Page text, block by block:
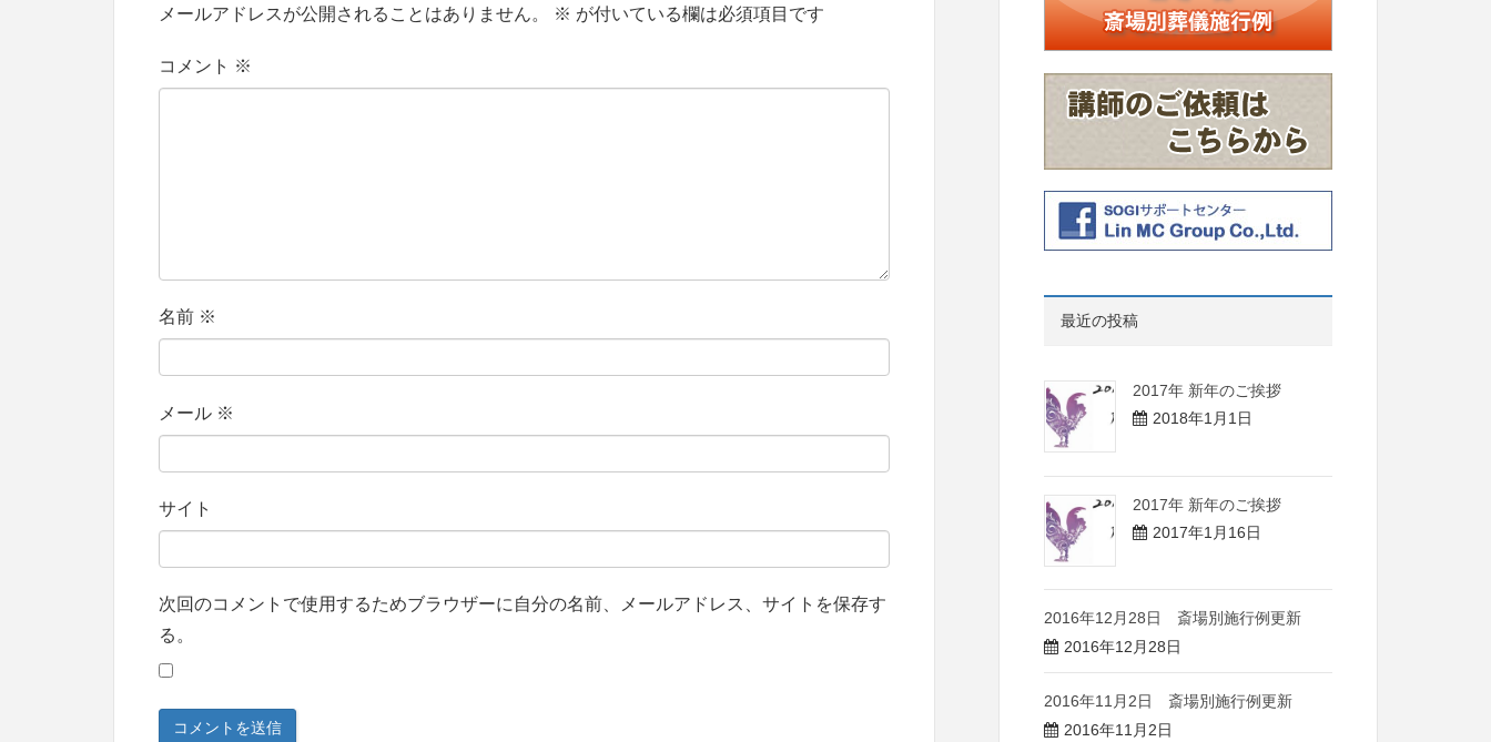
メールアドレスが公開されることはありません。 ※ が付いている欄は必須項目です
コメント ※
名前 ※
メール ※
サイト
次回のコメントで使用するためブラウザーに自分の名前、メールアドレス、サイトを保存す
る。
最近の投稿
2017年 新年のご挨拶
2018年1月1日
2017年 新年のご挨拶
2017年1月16日
2016年12月28日 斎場別施行例更新
2016年12月28日
2016年11月2日 斎場別施行例更新
2016年11月2日